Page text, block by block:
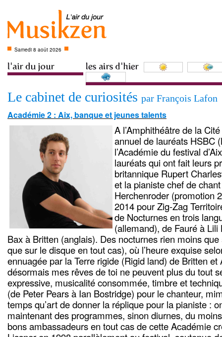
Samedi 8 août 2026
Le cabinet de curiosités par François Lafon
Académie 2 : Aix, banque et jeunes talents
A l’Amphithéâtre de la
annuel de lauréats HSBC
l’Académie du festival
lauréats qui ont fait leurs
britannique Rupert
et la pianiste chef de
Herchenroder (promotion
2014 pour Zig-Zag
de Nocturnes en trois
(allemand), de Fauré à
Bax à Britten (anglais). Des nocturnes rien moins
que sur le disque en tout cas), où l’heure exquise
ennuagée par la Terre rigide (Rigid land) de Britten et
désormais mes rêves de toi ne peuvent plus du tout
expressive, musicalité consommée, timbre et
(de Peter Pears à Ian Bostridge) pour le chanteur,
temps qu’art de donner la réplique pour la pianiste :
maintenant des programmes, sinon diurnes, du
bons ambassadeurs en tout cas de cette Académie